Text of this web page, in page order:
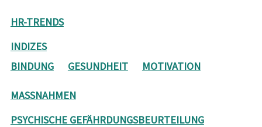
HR-TRENDS
INDIZES
BINDUNG
GESUNDHEIT MOTIVATION
MASSNAHMEN
PSYCHISCHE GEFÄHRDUNGSBEURTEILUNG